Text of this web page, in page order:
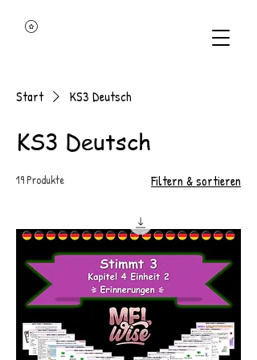
Start KS3 Deutsch
KS3 Deutsch
19 Produkte Filtern & sortieren